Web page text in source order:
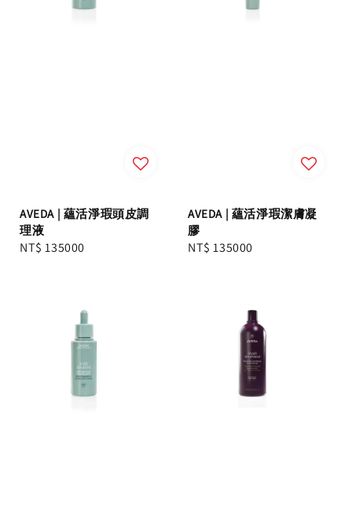
AVEDA | 蘊活淨瑕頭皮調
理液
Regular
NT$ 135000
AVEDA | 蘊活淨瑕潔膚凝
膠
Regular
NT$ 135000